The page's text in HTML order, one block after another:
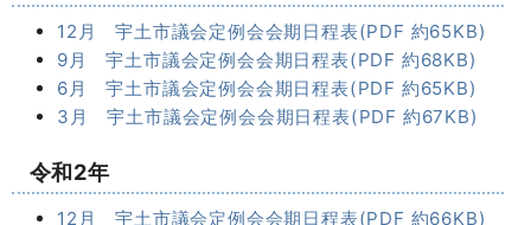
12月 宇土市議会定例会会期日程表(PDF 約65KB)
9月 宇土市議会定例会会期日程表(PDF 約68KB)
6月 宇土市議会定例会会期日程表(PDF 約65KB)
3月 宇土市議会定例会会期日程表(PDF 約67KB)
令和2年
12月 宇土市議会定例会会期日程表(PDF 約66KB)